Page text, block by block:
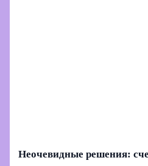
Неочевидные решения: